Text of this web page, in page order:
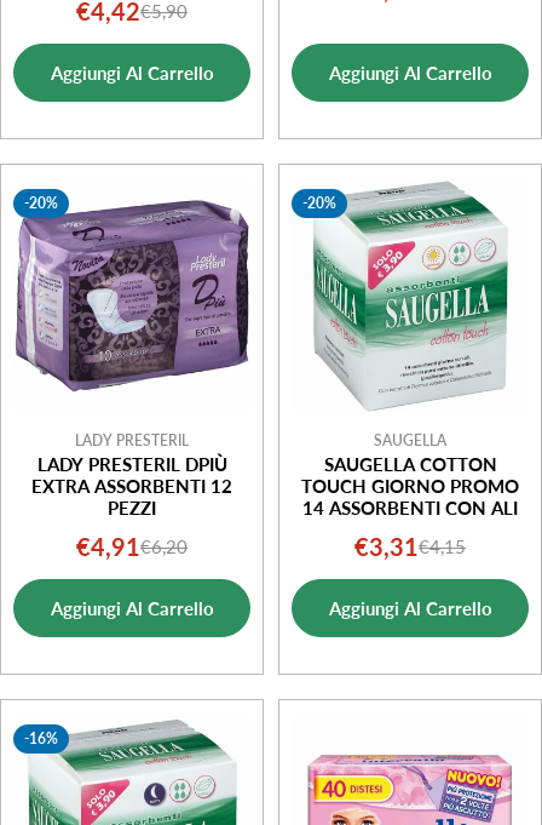
Prezzo
di
vendita
€4,42Prezzo
normale
€5,90
Aggiungi Al Carrello
vendita
Aggiungi Al Carrello
-20%
LADY PRESTERIL
LADY PRESTERIL DPIÙ
EXTRA ASSORBENTI 12
PEZZI
Prezzo
di
vendita
€4,91Prezzo
normale
€6,20
Aggiungi Al Carrello
-20%
SAUGELLA
SAUGELLA COTTON
TOUCH GIORNO PROMO
14 ASSORBENTI CON ALI
Prezzo
di
vendita
€3,31Prezzo
normale
€4,15
Aggiungi Al Carrello
-16%